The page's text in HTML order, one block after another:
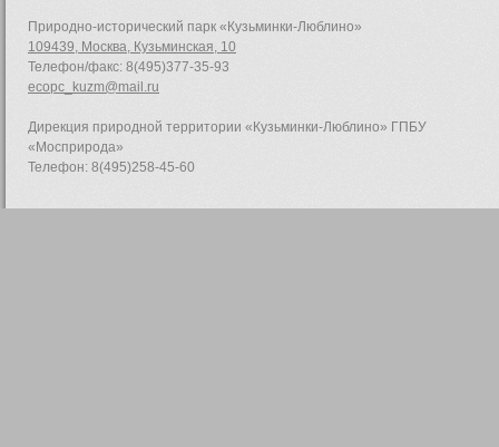
Природно-исторический парк «Кузьминки-Люблино»
109439, Москва, Кузьминская, 10
Телефон/факс: 8(495)377-35-93
ecopc_kuzm@mail.ru
Дирекция природной территории «Кузьминки-Люблино» ГПБУ
«Мосприрода»
Телефон: 8(495)258-45-60